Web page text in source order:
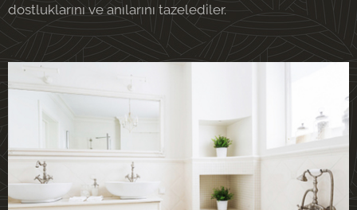
dostluklarını ve anılarını tazelediler.